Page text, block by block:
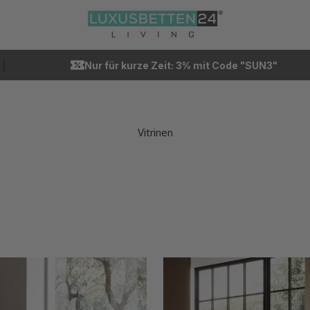
Luxusbetten24
Nur für kurze Zeit: 3% mit Code "SUN3"